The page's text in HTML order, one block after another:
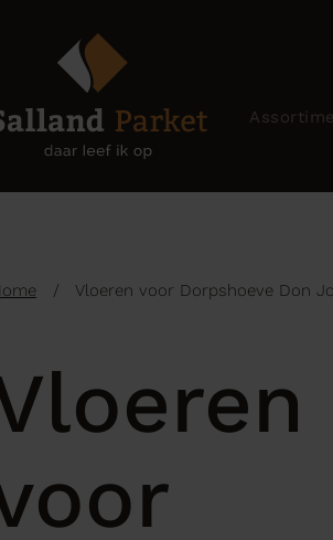
/ Vloeren voor Dorpshoeve Don